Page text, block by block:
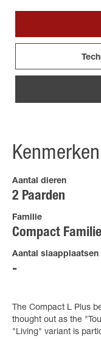
Kenmerken
Aantal dieren
2 Paarden
Familie
Compact
Aantal slaapplaatsen
The Compact L Plus
thought out as the
"Living" variant is